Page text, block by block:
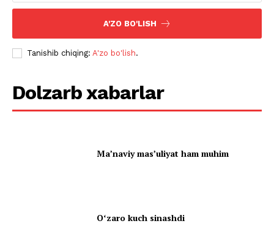
A'ZO BO'LISH
Tanishib chiqing: A'zo bo'lish.
Dolzarb xabarlar
Ma’naviy mas’uliyat ham muhim
Oʻzaro kuch sinashdi